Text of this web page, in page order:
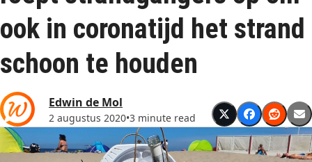
ook in coronatijd het strand
schoon te houden
Edwin de Mol
2 augustus 2020•3 minute read